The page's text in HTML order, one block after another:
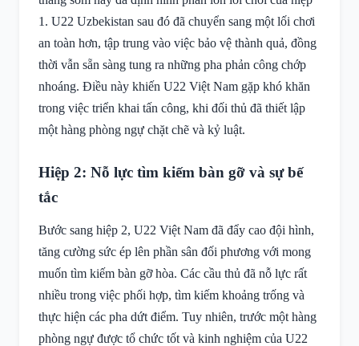
1. U22 Uzbekistan sau đó đã chuyển sang một lối chơi
an toàn hơn, tập trung vào việc bảo vệ thành quả, đồng
thời vẫn sẵn sàng tung ra những pha phản công chớp
nhoáng. Điều này khiến U22 Việt Nam gặp khó khăn
trong việc triển khai tấn công, khi đối thủ đã thiết lập
một hàng phòng ngự chặt chẽ và kỷ luật.
Hiệp 2: Nỗ lực tìm kiếm bàn gỡ và sự bế
tắc
Bước sang hiệp 2, U22 Việt Nam đã đẩy cao đội hình,
tăng cường sức ép lên phần sân đối phương với mong
muốn tìm kiếm bàn gỡ hòa. Các cầu thủ đã nỗ lực rất
nhiều trong việc phối hợp, tìm kiếm khoảng trống và
thực hiện các pha dứt điểm. Tuy nhiên, trước một hàng
phòng ngự được tổ chức tốt và kinh nghiệm của U22